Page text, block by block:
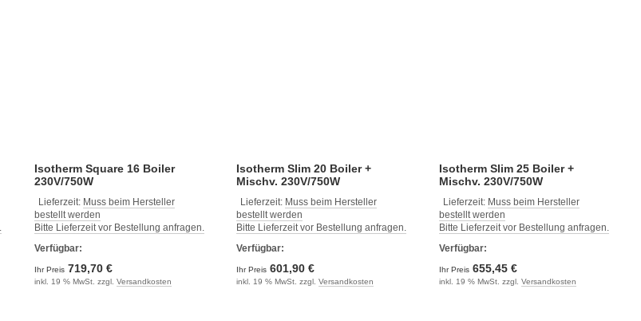
Isotherm Square 16 Boiler
230V/750W
Lieferzeit: Muss beim Hersteller
bestellt werden
Bitte Lieferzeit vor Bestellung anfragen.
Verfügbar:
Ihr Preis 719,70 €
inkl. 19 % MwSt. zzgl. Versandkosten
Isotherm Slim 20 Boiler +
Mischv. 230V/750W
Lieferzeit: Muss beim Hersteller
bestellt werden
Bitte Lieferzeit vor Bestellung anfragen.
Verfügbar:
Ihr Preis 601,90 €
inkl. 19 % MwSt. zzgl. Versandkosten
Isotherm Slim 25 Boiler +
Mischv. 230V/750W
Lieferzeit: Muss beim Hersteller
bestellt werden
Bitte Lieferzeit vor Bestellung anfragen.
Verfügbar:
Ihr Preis 655,45 €
inkl. 19 % MwSt. zzgl. Versandkosten